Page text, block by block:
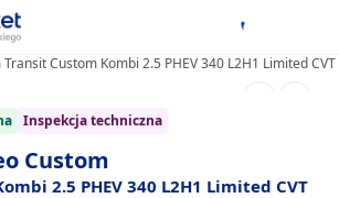
Inspekcja techniczna
Custom
2.5 PHEV 340 L2H1 Limited CVT